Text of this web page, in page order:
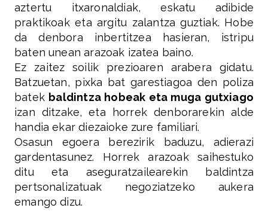
aztertu itxaronaldiak, eskatu adibide
praktikoak eta argitu zalantza guztiak. Hobe
da denbora inbertitzea hasieran, istripu
baten unean arazoak izatea baino.
Ez zaitez soilik prezioaren arabera gidatu.
Batzuetan, pixka bat garestiagoa den poliza
batek baldintza hobeak eta muga gutxiago
izan ditzake, eta horrek denborarekin alde
handia ekar diezaioke zure familiari.
Osasun egoera berezirik baduzu, adierazi
gardentasunez. Horrek arazoak saihestuko
ditu eta aseguratzailearekin baldintza
pertsonalizatuak negoziatzeko aukera
emango dizu.